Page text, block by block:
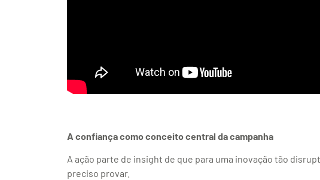
A confiança como conceito central da campanha
A ação parte de insight de que para uma inovação tão
preciso provar.